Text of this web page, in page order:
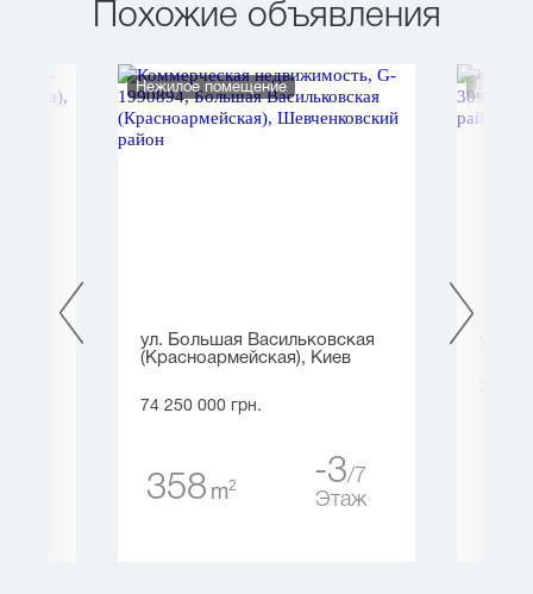
Похожие объявления
Нежилое помещение
ул. Большая Васильковская
(Красноармейская), Киев
74 250 000 грн.
358 m2 -3
7
Этаж
Дом